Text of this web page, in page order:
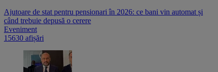
Ajutoare de stat pentru pensionari în 2026: ce bani vin automat și
când trebuie depusă o cerere
Eveniment
15630 afișări